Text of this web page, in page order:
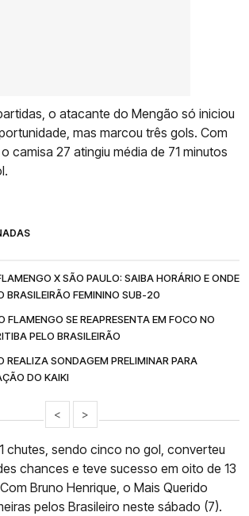
o atacante do Mengão só iniciou
mas marcou três gols. Com
camisa 27 atingiu média de 71 minutos
X SÃO PAULO: SAIBA HORÁRIO E ONDE
BRASILEIRÃO FEMININO SUB-20
FLAMENGO SE REAPRESENTA EM FOCO NO
PELO BRASILEIRÃO
REALIZA SONDAGEM PRELIMINAR PARA
DO KAIKI
< >
chutes, sendo cinco no gol, converteu
chances e teve sucesso em oito de 13
Bruno Henrique, o Mais Querido
pelos Brasileiro neste sábado (7).